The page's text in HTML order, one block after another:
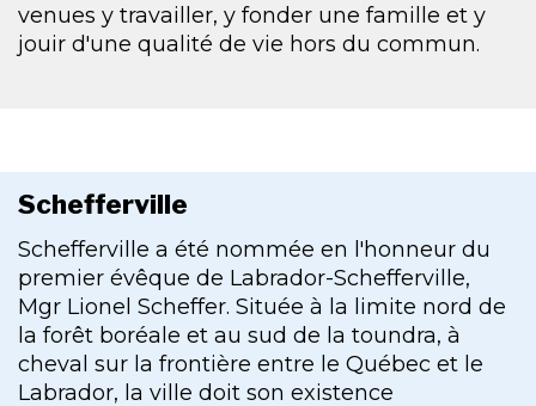
venues y travailler, y fonder une famille et y
jouir d'une qualité de vie hors du commun.
Schefferville
Schefferville a été nommée en l'honneur du
premier évêque de Labrador-Schefferville,
Mgr Lionel Scheffer. Située à la limite nord de
la forêt boréale et au sud de la toundra, à
cheval sur la frontière entre le Québec et le
Labrador, la ville doit son existence